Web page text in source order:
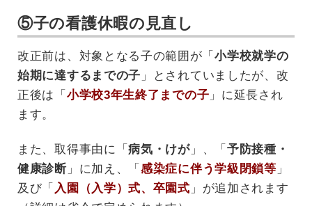
⑤子の看護休暇の見直し
改正前は、対象となる子の範囲が「小学校就学の
始期に達するまでの子 」とされていましたが、改
正後は「 小学校3年生終了までの子 」に延長され
ます。
また、取得事由に「病気・けが」、「 予防接種・
健康診断」に加え、「感染症に伴う学級閉鎖等 」
及び「 入園（入学）式、卒園式 」が追加されます